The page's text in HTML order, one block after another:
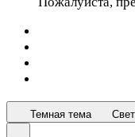
Темная тема